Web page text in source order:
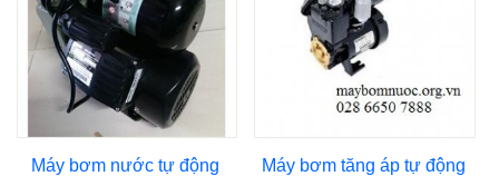
Máy bơm nước tự động
Máy bơm tăng áp tự động